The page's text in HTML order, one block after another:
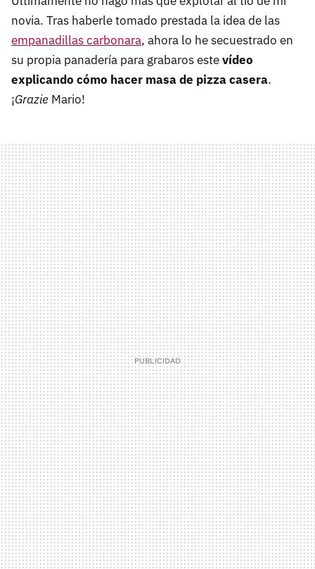
novia. Tras haberle tomado prestada la idea de las
empanadillas carbonara, ahora lo he secuestrado en
su propia panadería para grabaros estevídeo
explicando cómo hacer masa de pizza casera.
¡Grazie Mario!